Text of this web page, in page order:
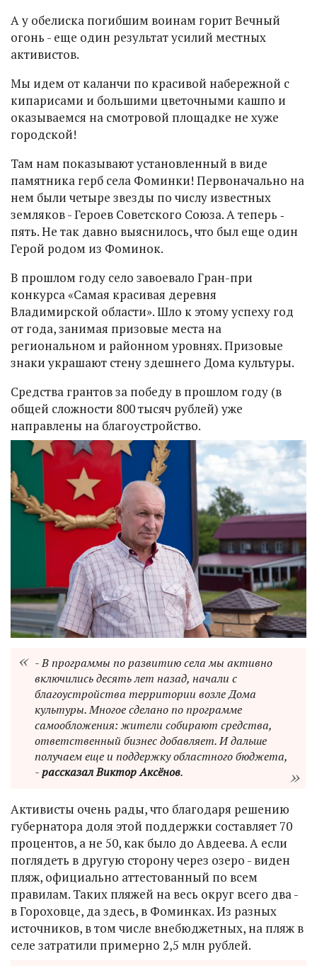
А у обелиска погибшим воинам горит Вечный
огонь - еще один результат усилий местных
активистов.
Мы идем от каланчи по красивой набережной с
кипарисами и большими цветочными кашпо и
оказываемся на смотровой площадке не хуже
городской!
Там нам показывают установленный в виде
памятника герб села Фоминки! Первоначально на
нем были четыре звезды по числу известных
земляков - Героев Советского Союза. А теперь ‑
пять. Не так давно выяснилось, что был еще один
Герой родом из Фоминок.
В прошлом году село завоевало Гран-при
конкурса «Самая красивая деревня
Владимирской области». Шло к этому успеху год
от года, занимая призовые места на
региональном и районном уровнях. Призовые
знаки украшают стену здешнего Дома культуры.
Средства грантов за победу в прошлом году (в
общей сложности 800 тысяч рублей) уже
направлены на благоустройство.
- В программы по развитию села мы активно
включились десять лет назад, начали с
благоустройства территории возле Дома
культуры. Многое сделано по программе
самообложения: жители собирают средства,
ответственный бизнес добавляет. И дальше
получаем еще и поддержку областного бюджета,
-рассказал Виктор Аксёнов.
Активисты очень рады, что благодаря решению
губернатора доля этой поддержки составляет 70
процентов, а не 50, как было до Авдеева. А если
поглядеть в другую сторону через озеро - виден
пляж, официально аттестованный по всем
правилам. Таких пляжей на весь округ всего два -
в Гороховце, да здесь, в Фоминках. Из разных
источников, в том числе внебюджетных, на пляж в
селе затратили примерно 2,5 млн рублей.